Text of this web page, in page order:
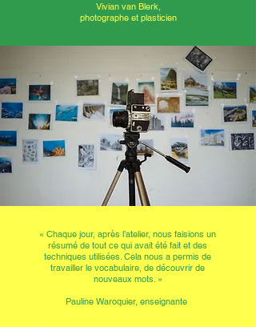
Vivian van Blerk,
photographe et plasticien
« Chaque jour, après l’atelier, nous faisions un
résumé de tout ce qui avait été fait et des
techniques utilisées. Cela nous a permis de
travailler le vocabulaire, de découvrir de
nouveaux mots. »
Pauline Waroquier, enseignante